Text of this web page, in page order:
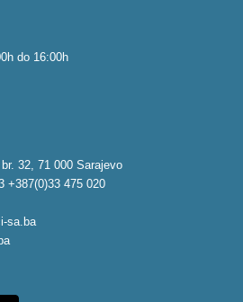
do 16:00h
32, 71 000 Sarajevo
+387(0)33 475 020
sa.ba